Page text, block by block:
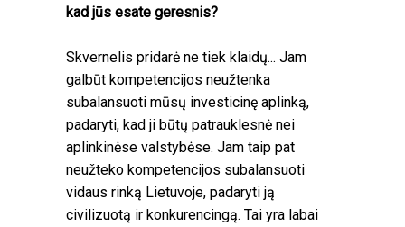
kad jūs esate geresnis?
Skvernelis pridarė ne tiek klaidų... Jam
galbūt kompetencijos neužtenka
subalansuoti mūsų investicinę aplinką,
padaryti, kad ji būtų patrauklesnė nei
aplinkinėse valstybėse. Jam taip pat
neužteko kompetencijos subalansuoti
vidaus rinką Lietuvoje, padaryti ją
civilizuotą ir konkurencingą. Tai yra labai